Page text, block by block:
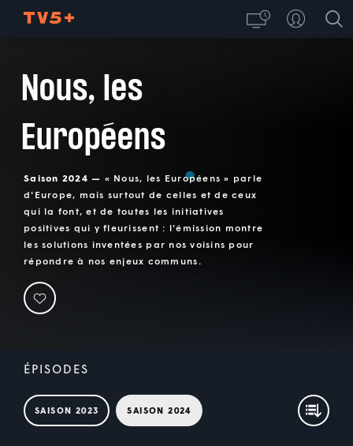
Nous, les
Européens
Saison 2024 — « Nous, les Européens » parle
d'Europe, mais surtout de celles et de ceux
qui la font, et de toutes les initiatives
positives qui y fleurissent : l'émission montre
les solutions inventées par nos voisins pour
répondre à nos enjeux communs.
ÉPISODES
SAISON 2023 SAISON 2024